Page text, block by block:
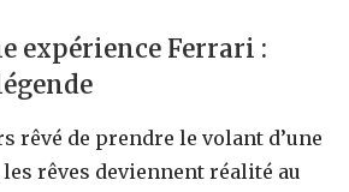
expérience Ferrari :
rêvé de prendre le volant d’une
rêves deviennent réalité au